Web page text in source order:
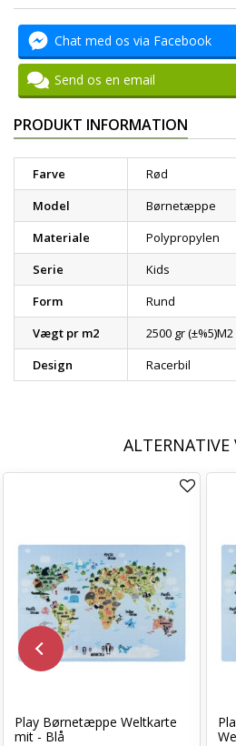
Chat med os via Facebook
Send os en email
PRODUKT INFORMATION
Farve
Rød
Model
Børnetæppe
Materiale
Polypropylen
Serie
Kids
Form
Rund
Vægt pr m2
2500 gr (±%5)M2
Design
Racerbil
ALTERNATIVE
Play Børnetæppe Weltkarte
mit - Blå